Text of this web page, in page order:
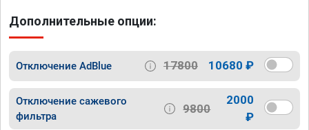
Дополнительные опции:
Отключение AdBlue 17800 10680 ₽
Отключение сажевого
фильтра
9800
2000
₽